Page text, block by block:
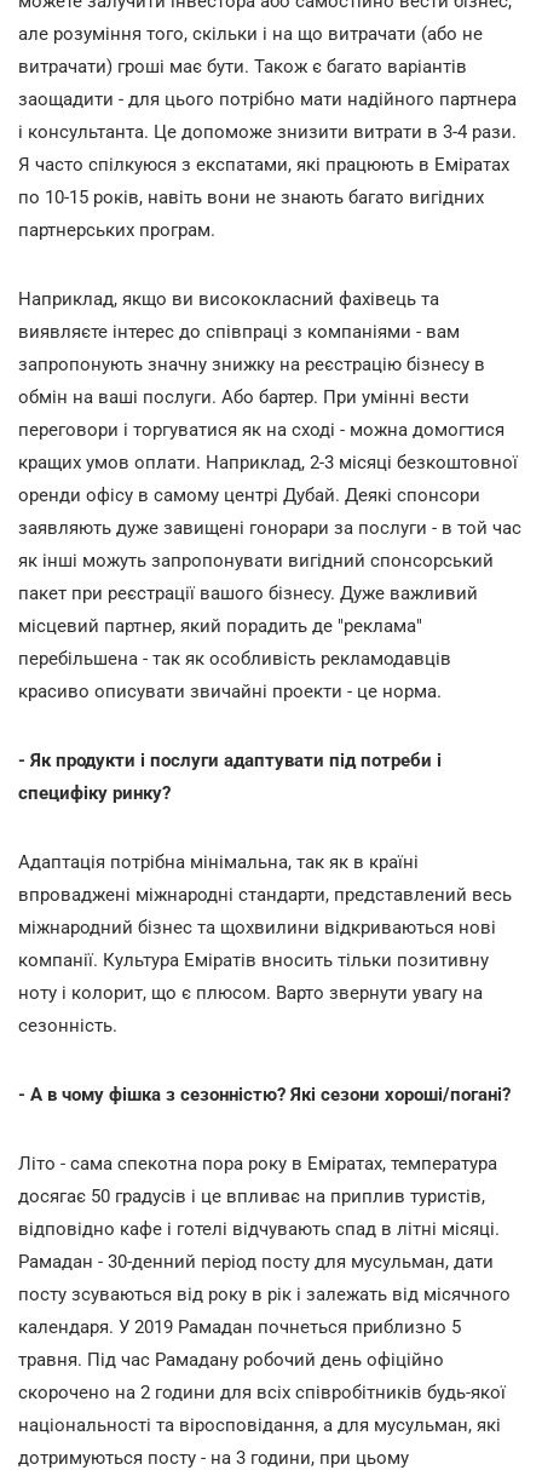
але розуміння того, скільки і на що витрачати (або не
витрачати) гроші має бути. Також є багато варіантів
заощадити - для цього потрібно мати надійного партнера
і консультанта. Це допоможе знизити витрати в 3-4 рази.
Я часто спілкуюся з експатами, які працюють в Еміратах
по 10-15 років, навіть вони не знають багато вигідних
партнерських програм.
Наприклад, якщо ви висококласний фахівець та
виявляєте інтерес до співпраці з компаніями - вам
запропонують значну знижку на реєстрацію бізнесу в
обмін на ваші послуги. Або бартер. При умінні вести
переговори і торгуватися як на сході - можна домогтися
кращих умов оплати. Наприклад, 2-3 місяці безкоштовної
оренди офісу в самому центрі Дубай. Деякі спонсори
заявляють дуже завищені гонорари за послуги - в той час
як інші можуть запропонувати вигідний спонсорський
пакет при реєстрації вашого бізнесу. Дуже важливий
місцевий партнер, який порадить де "реклама"
перебільшена - так як особливість рекламодавців
красиво описувати звичайні проекти - це норма.
- Як продукти і послуги адаптувати під потреби і
специфіку ринку?
Адаптація потрібна мінімальна, так як в країні
впроваджені міжнародні стандарти, представлений весь
міжнародний бізнес та щохвилини відкриваються нові
компанії. Культура Еміратів вносить тільки позитивну
ноту і колорит, що є плюсом. Варто звернути увагу на
сезонність.
- А в чому фішка з сезонністю? Які сезони хороші/погані?
Літо - сама спекотна пора року в Еміратах, температура
досягає 50 градусів і це впливає на приплив туристів,
відповідно кафе і готелі відчувають спад в літні місяці.
Рамадан - 30-денний період посту для мусульман, дати
посту зсуваються від року в рік і залежать від місячного
календаря. У 2019 Рамадан почнеться приблизно 5
травня. Під час Рамадану робочий день офіційно
скорочено на 2 години для всіх співробітників будь-якої
національності та віросповідання, а для мусульман, які
дотримуються посту - на 3 години, при цьому